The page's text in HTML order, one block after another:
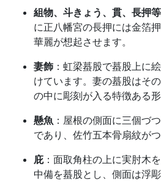
組物、斗きょう、貫、長押等
に正八幡宮の長押には金箔
華麗が想起させます。
妻飾 ：虹梁蟇股で蟇股上に
けています。妻の蟇股はそ
の中に彫刻が入る特徴ある形
懸魚 ：屋根の側面に三個づ
であり、佐竹五本骨扇紋がつ
庇：面取角柱の上に実肘木
中備を蟇股とし、側面は浮